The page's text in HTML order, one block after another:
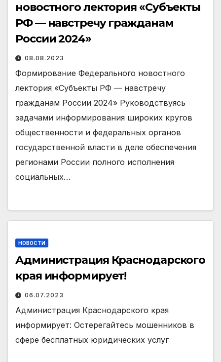
новостного лектория «Субъекты
РФ — навстречу гражданам
России 2024»
08.08.2023
Формирование Федерального новостного
лектория «Субъекты РФ — навстречу
гражданам России 2024» Руководствуясь
задачами информирования широких кругов
общественности и федеральных органов
государственной власти в деле обеспечения
регионами России полного исполнения
социальных…
НОВОСТИ
Администрация Краснодарского
края информирует!
06.07.2023
Администрация Краснодарского края
информирует: Остерегайтесь мошенников в
сфере бесплатных юридических услуг